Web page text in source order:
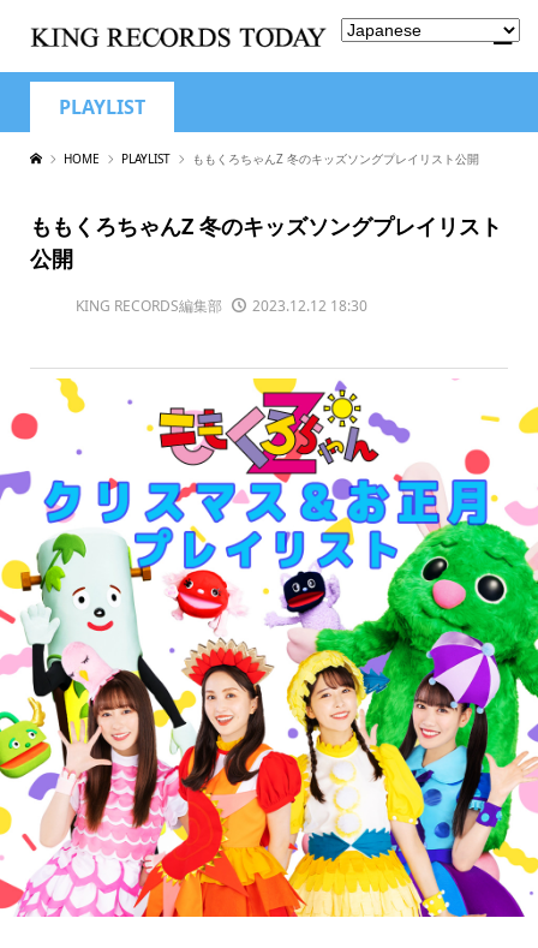
PLAYLIST
HOME PLAYLIST ももくろちゃんZ 冬のキッズソングプレイリスト公開
ももくろちゃんZ 冬のキッズソングプレイリスト
公開
KING RECORDS編集部 2023.12.12 18:30